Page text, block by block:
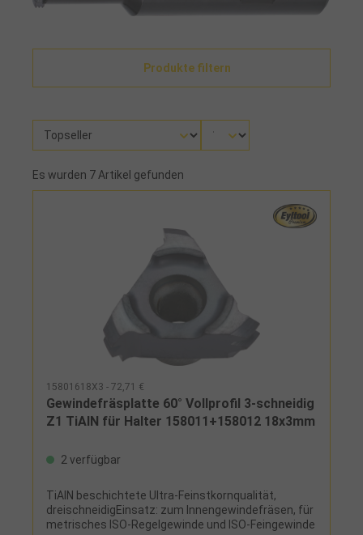
Produkte filtern
Es wurden 7 Artikel gefunden
15801618X3 - 72,71 €
Gewindefräsplatte 60° Vollprofil 3-schneidig
Z1 TiAlN für Halter 158011+158012 18x3mm
2 verfügbar
TiAlN beschichtete Ultra-Feinstkornqualität,
dreischneidigEinsatz: zum Innengewindefräsen, für
metrisches ISO-Regelgewinde und ISO-Feingewinde